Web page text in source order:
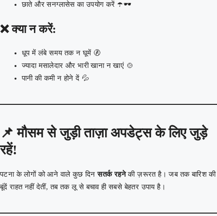
छाते और सनग्लासेस का उपयोग करें ☂️🕶️
❌ क्या न करें:
धूप में लंबे समय तक न घूमें 🚷
ज्यादा मसालेदार और भारी खाना न खाएं 🍲
पानी की कमी न होने दें 💦
📌मौसम से जुड़ी ताज़ा अपडेट्स के लिए जुड़े
रहें!
पटना के लोगों को आने वाले कुछ दिनसतर्क रहनेकी ज़रूरत है। जब तक बारिश की
बूंदें राहत नहीं देतीं, तब तक लू से बचाव ही सबसे बेहतर उपाय है।